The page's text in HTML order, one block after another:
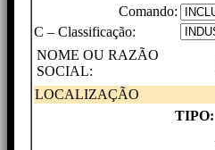
Comando:
C – Classificação:
NOME OU RAZÃO
SOCIAL:
LOCALIZAÇÃO
TIPO: